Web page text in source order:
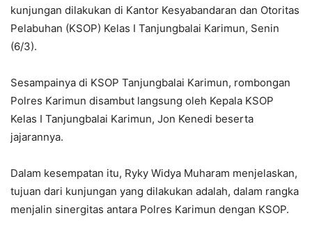
kunjungan dilakukan di Kantor Kesyabandaran dan Otoritas
Pelabuhan (KSOP) Kelas I Tanjungbalai Karimun, Senin
(6/3).
Sesampainya di KSOP Tanjungbalai Karimun, rombongan
Polres Karimun disambut langsung oleh Kepala KSOP
Kelas I Tanjungbalai Karimun, Jon Kenedi beserta
jajarannya.
Dalam kesempatan itu, Ryky Widya Muharam menjelaskan,
tujuan dari kunjungan yang dilakukan adalah, dalam rangka
menjalin sinergitas antara Polres Karimun dengan KSOP.